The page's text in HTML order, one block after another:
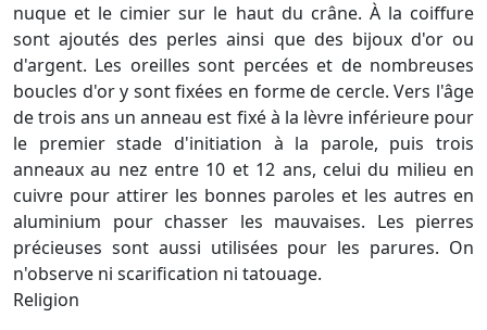
nuque et le cimier sur le haut du crâne. À la coiffure
sont ajoutés des perles ainsi que des bijoux d'or ou
d'argent. Les oreilles sont percées et de nombreuses
boucles d'or y sont fixées en forme de cercle. Vers l'âge
de trois ans un anneau est fixé à la lèvre inférieure pour
le premier stade d'initiation à la parole, puis trois
anneaux au nez entre 10 et 12 ans, celui du milieu en
cuivre pour attirer les bonnes paroles et les autres en
aluminium pour chasser les mauvaises. Les pierres
précieuses sont aussi utilisées pour les parures. On
n'observe ni scarification ni tatouage.
Religion